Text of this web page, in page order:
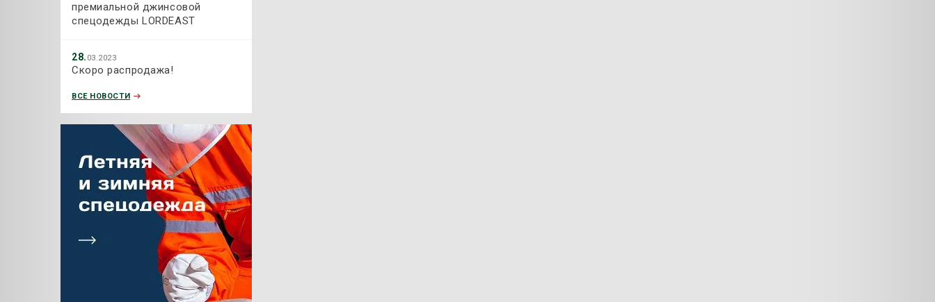
премиальной джинсовой
спецодежды LORDEAST
28. 03.2023
Скоро распродажа!
ВСЕ НОВОСТИ